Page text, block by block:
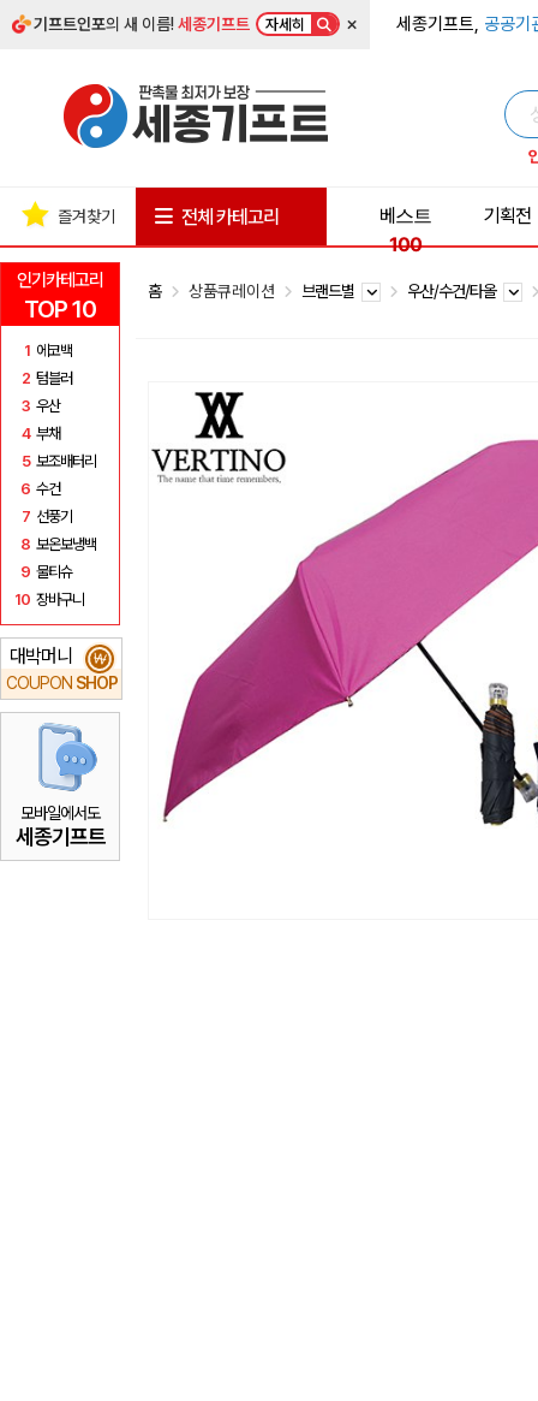
기프트인포의 새 이름!세종기프트 자세히 × 세종기프트, 공공기
인기카테고리
TOP 10
1 에코백
2 텀블러
3 우산
4 부채
5 보조배터리
6 수건
7 선풍기
8 보온보냉백
9 물티슈
10 장바구니
대박머니
COUPON SHOP
₩
모바일에서도
세종기프트
즐겨찾기 전체 카테고리
베스트
100
기획전
홈 상품큐레이션 브랜드별 우산/수건/타올